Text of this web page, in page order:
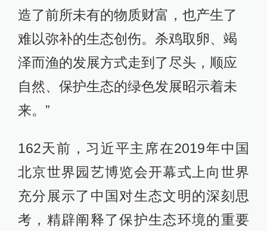
造了前所未有的物质财富，也产生了
难以弥补的生态创伤。杀鸡取卵、竭
泽而渔的发展方式走到了尽头，顺应
自然、保护生态的绿色发展昭示着未
来。”
162天前，习近平主席在2019年中国
北京世界园艺博览会开幕式上向世界
充分展示了中国对生态文明的深刻思
考，精辟阐释了保护生态环境的重要